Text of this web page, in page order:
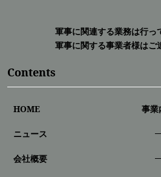
軍事に関連する業務は行っ
軍事に関する事業者様はご
Contents
HOME
ニュース
会社概要
事業